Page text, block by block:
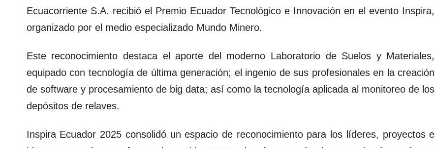
Ecuacorriente S.A. recibió el Premio Ecuador Tecnológico e Innovación en el evento Inspira,
organizado por el medio especializado Mundo Minero.
Este reconocimiento destaca el aporte del moderno Laboratorio de Suelos y Materiales,
equipado con tecnología de última generación; el ingenio de sus profesionales en la creación
de software y procesamiento de big data; así como la tecnología aplicada al monitoreo de los
depósitos de relaves.
Inspira Ecuador 2025 consolidó un espacio de reconocimiento para los líderes, proyectos e